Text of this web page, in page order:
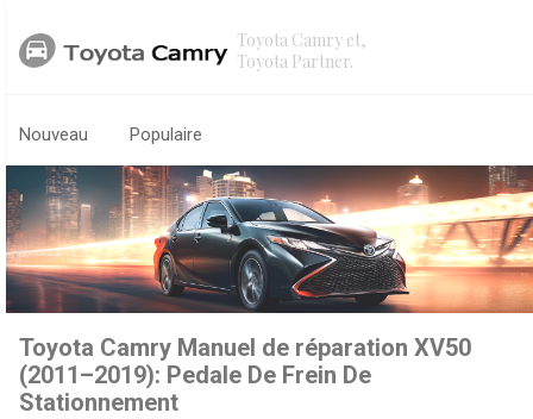
Toyota Camry et,
Toyota Partner.
Nouveau Populaire
Toyota Camry Manuel de réparation XV50
(2011–2019): Pedale De Frein De
Stationnement